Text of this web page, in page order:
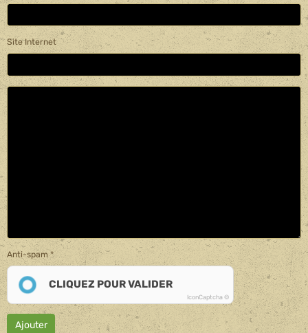
Site Internet
Anti-spam
CLIQUEZ POUR VALIDER
IconCaptcha ©
Ajouter